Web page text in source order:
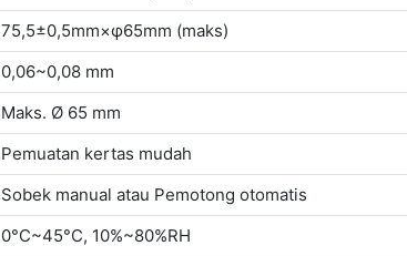
75,5±0,5mm×φ65mm (maks)
0,06~0,08 mm
Maks. Ø 65 mm
Pemuatan kertas mudah
Sobek manual atau Pemotong otomatis
0°C~45°C, 10%~80%RH